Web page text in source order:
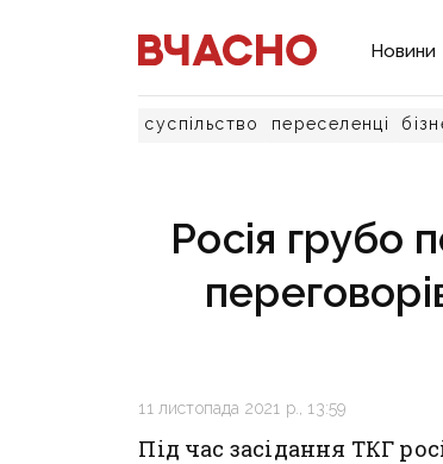
Новини
суспільство переселенці
Росія грубо
11 листопада 2021 р., 13:59
Під час засідання ТКГ